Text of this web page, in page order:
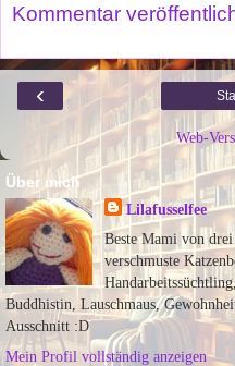
Kommentar
‹
Web-
Über mich
Lilafusselfee
Beste Mami von
verschmuste
Buddhistin, Lauschmaus,
Ausschnitt :D
Mein Profil vollständig anzeigen